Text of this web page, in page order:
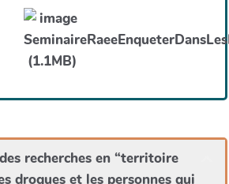
recherches en “territoire
drogues et les personnes qui